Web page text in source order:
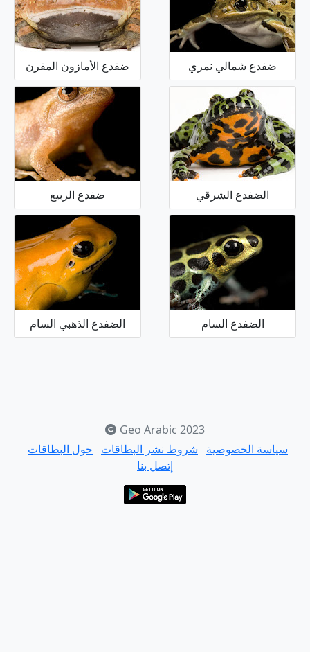
ضفدع شمالي نمري ضفدع الأمازون المقرن
الضفدع الشرقي ضفدع الربيع
الضفدع السام الضفدع الذهبي السام
Geo Arabic 2023
سياسة الخصوصية
شروط نشر البطاقات
حول البطاقات
إتصل بنا